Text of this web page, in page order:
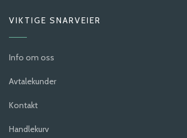
VIKTIGE SNARVEIER
Info om oss
Avtalekunder
Kontakt
Handlekurv